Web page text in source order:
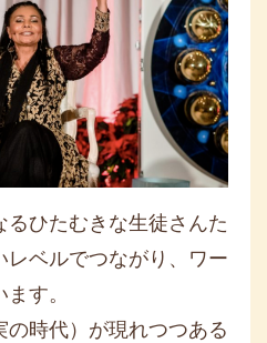
ひたむきな生徒さんた
ベルでつながり、 ワー
す。
時代）が現れつつある